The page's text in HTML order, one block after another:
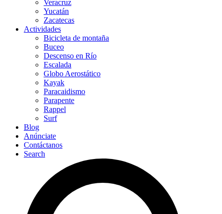
Veracruz
Yucatán
Zacatecas
Actividades
Bicicleta de montaña
Buceo
Descenso en Río
Escalada
Globo Aerostático
Kayak
Paracaidismo
Parapente
Rappel
Surf
Blog
Anúnciate
Contáctanos
Search